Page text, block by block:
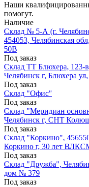
Наши
помогут.
Наличие
Склад № 5-А (г.
454053, Челябинская
50В
Под заказ
Склад ТТ Блюхера, 123-
Челябинск г, Блюхера
Под заказ
Склад "Офис"
Под заказ
Склад "Меридиан
Челябинск г, СНТ
Под заказ
Склад "Коркино",
Коркино г, 30 лет
Под заказ
Склад "Дружба",
дом № 379
Под заказ